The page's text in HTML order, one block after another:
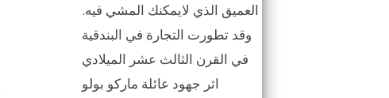
العميق الذي لايمكنك المشي فيه.
وقد تطورت التجارة في البندقية
في القرن الثالث عشر الميلادي
اثر جهود عائلة ماركو بولو